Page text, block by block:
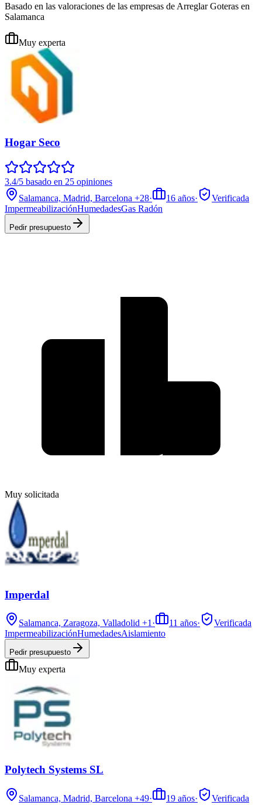
Basado en las valoraciones de las empresas de Arreglar Goteras en
Salamanca
Muy experta
Hogar Seco
3.4/5 basado en 25 opiniones
Salamanca, Madrid, Barcelona +28· 16 años·
Verificada
ImpermeabilizaciónHumedadesGas Radón
Pedir presupuesto
Muy solicitada
Imperdal
Salamanca, Zaragoza, Valladolid +1· 11 años·
Verificada
ImpermeabilizaciónHumedadesAislamiento
Pedir presupuesto
Muy experta
Polytech Systems SL
Salamanca, Madrid, Barcelona +49· 19 años·
Verificada